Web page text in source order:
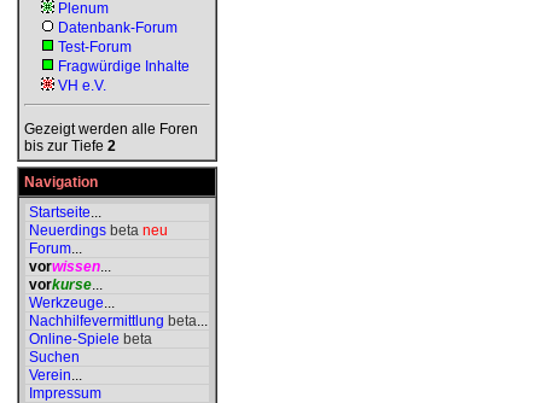
Plenum
Datenbank-Forum
Test-Forum
Fragwürdige Inhalte
VH e.V.
Gezeigt werden alle Foren
bis zur Tiefe 2
Navigation
Startseite...
Neuerdings beta neu
Forum...
vorwissen...
vorkurse...
Werkzeuge...
Nachhilfevermittlung beta...
Online-Spiele beta
Suchen
Verein...
Impressum